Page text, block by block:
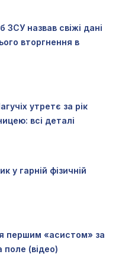
ЗСУ назвав свіжі дані
вторгнення в
утретє за рік
всі деталі
у гарній фізичній
першим «асистом» за
поле (відео)